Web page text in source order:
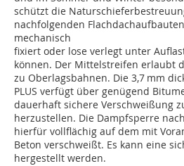
schützt die
nachfolgenden
mechanisch
fixiert oder lose verlegt unter
können. Der Mittelstreifen erlaubt
zu Oberlagsbahnen. Die 3,7 mm
PLUS verfügt über genügend
dauerhaft sichere Verschweißung
herzustellen. Die Dampfsperre
hierfür vollflächig auf dem mit
Beton verschweißt. Es kann eine
hergestellt werden.